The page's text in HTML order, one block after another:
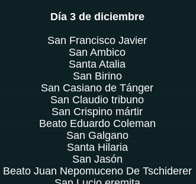
Día 3 de diciembre
San Francisco Javier
San Ambico
Santa Atalia
San Birino
San Casiano de Tánger
San Claudio tribuno
San Crispino mártir
Beato Eduardo Coleman
San Galgano
Santa Hilaria
San Jasón
Beato Juan Nepomuceno De Tschiderer